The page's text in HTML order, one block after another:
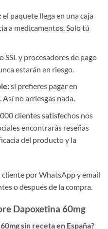
el paquete llega en una caja
a medicamentos. Solo tú
SSL y procesadores de pago
estarán en riesgo.
si prefieres pagar en
no arriesgas nada.
clientes satisfechos nos
encontrarás reseñas
del producto y la
por WhatsApp y email
o después de la compra.
Dapoxetina 60mg
sin receta en España?